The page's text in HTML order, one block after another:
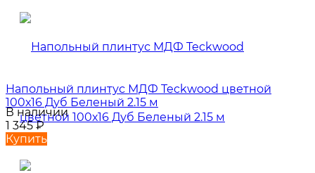
Напольный плинтус МДФ Teckwood цветной
100х16 Дуб Беленый 2.15 м
В наличии
1 345₽
Купить